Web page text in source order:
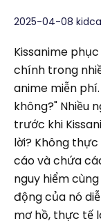
2025-04-08
Kissanime
chính trong
anime miễn
không?" Nhiều
trước khi
lời? Không
cáo và chứa
nguy hiểm
động của nó
mơ hồ, thực tế